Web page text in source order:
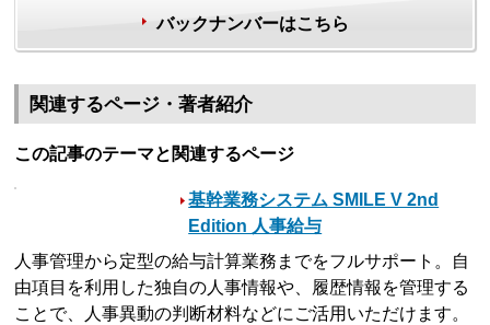
バックナンバーはこちら
関連するページ・著者紹介
この記事のテーマと関連するページ
基幹業務システム SMILE V 2nd
Edition 人事給与
人事管理から定型の給与計算業務までをフルサポート。自
由項目を利用した独自の人事情報や、履歴情報を管理する
ことで、人事異動の判断材料などにご活用いただけます。